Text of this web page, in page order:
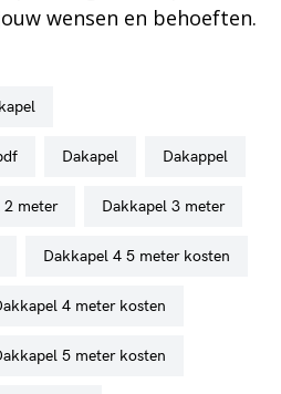
wensen en behoeften.
dakapel dakappel
2 meter dakkapel 3 meter
dakkapel 4 5 meter kosten
dakkapel 4 meter kosten
dakkapel 5 meter kosten